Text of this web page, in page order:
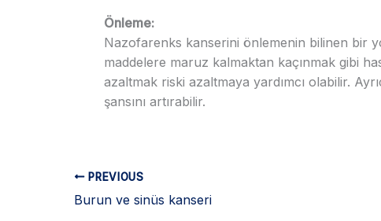
Önleme:
Nazofarenks kanserini önlemenin bilinen bir
maddelere maruz kalmaktan kaçınmak gibi
azaltmak riski azaltmaya yardımcı olabilir.
şansını artırabilir.
PREVIOUS
Burun ve sinüs kanseri